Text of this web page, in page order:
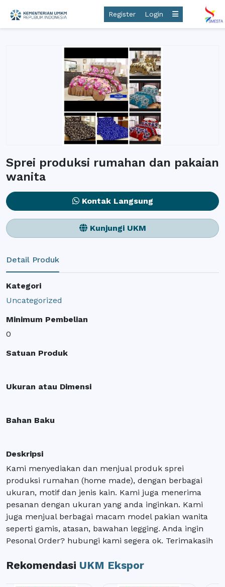
Register Login
Sprei produksi rumahan dan pakaian
wanita
Kontak Langsung
Kunjungi UKM
Detail Produk
Kategori
Uncategorized
Minimum Pembelian
0
Satuan Produk
Ukuran atau Dimensi
Bahan Baku
Deskripsi
Kami menyediakan dan menjual produk sprei
produksi rumahan (home made), dengan berbagai
ukuran, motif dan jenis kain. Kami juga menerima
pesanan dengan ukuran yang anda inginkan. Kami
juga menjual berbagai macam model pakian wanita
seperti gamis, atasan, bawahan legging. Anda ingin
Pesonal Order? hubungi kami segera ok. Terimakasih
Rekomendasi UKM Ekspor